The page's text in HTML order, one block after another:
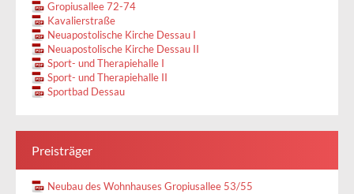
Gropiusallee 72-74
Kavalierstraße
Neuapostolische Kirche Dessau I
Neuapostolische Kirche Dessau II
Sport- und Therapiehalle I
Sport- und Therapiehalle II
Sportbad Dessau
Preisträger
Neubau des Wohnhauses Gropiusallee 53/55